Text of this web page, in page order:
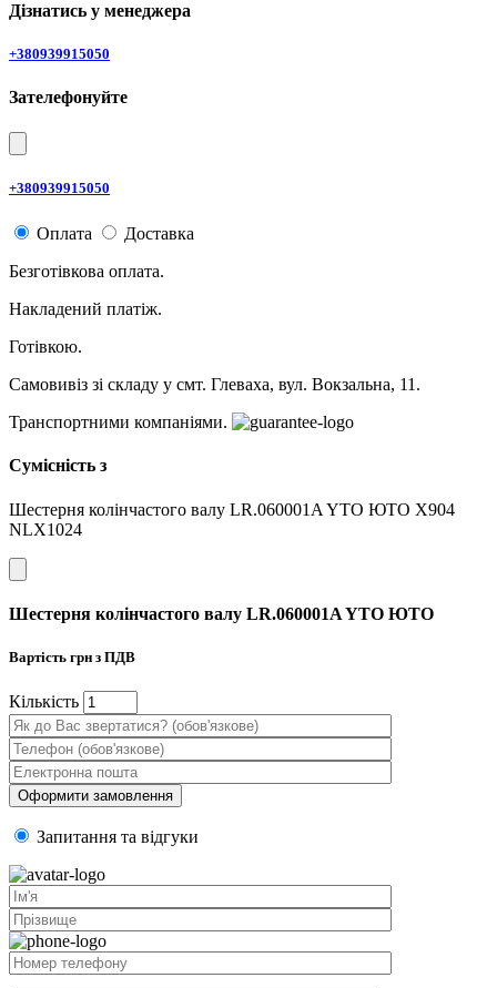
Дізнатись у менеджера
+380939915050
Зателефонуйте
+380939915050
Оплата
Доставка
Безготівкова оплата.
Накладений платіж.
Готівкою.
Самовивіз зі складу у смт. Глеваха, вул. Вокзальна, 11.
Транспортними компаніями.
Сумісність з
Шестерня колінчастого валу LR.060001A YTO ЮТО X904
NLX1024
Шестерня колінчастого валу LR.060001A YTO ЮТО
Вартість грн з ПДВ
Кiлькiсть
Запитання та вiдгуки